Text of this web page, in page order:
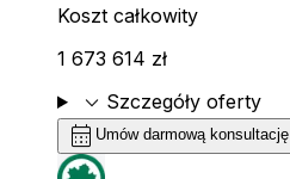
Koszt całkowity
1 673 614 zł
expand_more Szczegóły oferty
calendar_month Umów darmową konsultację